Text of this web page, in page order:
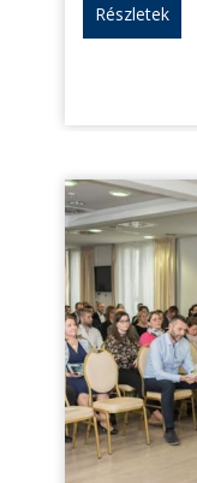
Részletek